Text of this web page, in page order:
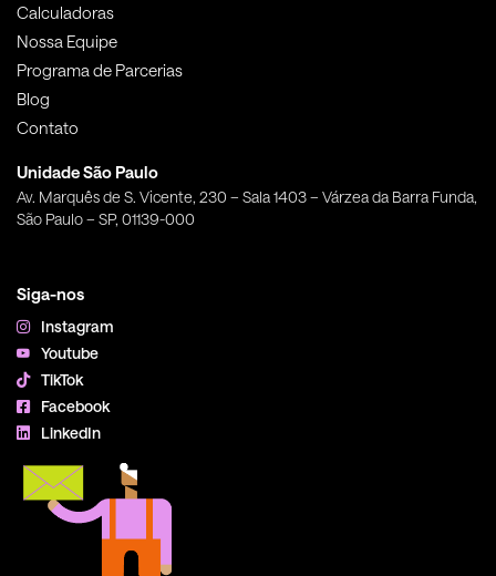
Calculadoras
Nossa Equipe
Programa de Parcerias
Blog
Contato
Unidade São Paulo
Av. Marquês de S. Vicente, 230 – Sala 1403 – Várzea da Barra Funda,
São Paulo – SP, 01139-000
Siga-nos
Instagram
Youtube
TikTok
Facebook
LinkedIn